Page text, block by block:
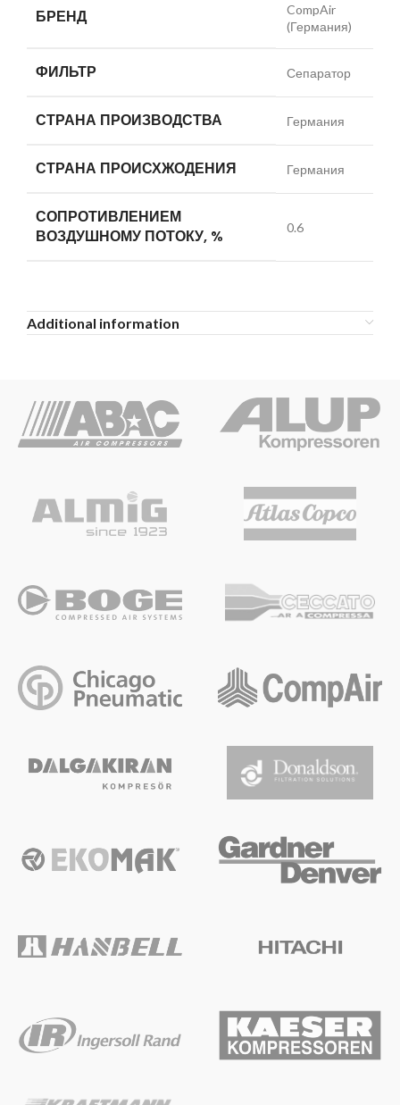
БРЕНД
CompAir
(Германия)
ФИЛЬТР Сепаратор
СТРАНА ПРОИЗВОДСТВА Германия
СТРАНА ПРОИСХЖОДЕНИЯ Германия
СОПРОТИВЛЕНИЕМ
ВОЗДУШНОМУ ПОТОКУ, %
0.6
Additional information